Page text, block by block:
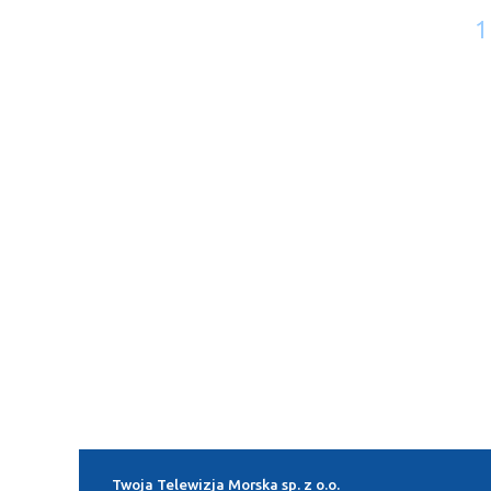
1
Twoja Telewizja Morska sp. z o.o.